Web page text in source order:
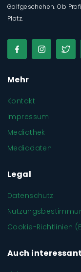
Golfgeschehen. Ob
Platz.
Mehr
Kontakt
Impressum
Mediathek
Mediadaten
Legal
Datenschutz
Cookie-Richtlinien
Auch interessant